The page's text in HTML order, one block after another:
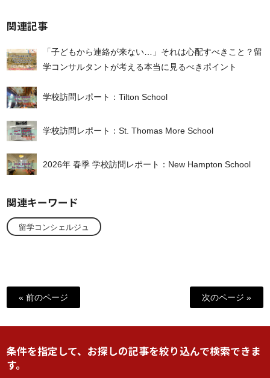
関連記事
「子どもから連絡が来ない…」それは心配すべきこと？留
学コンサルタントが考える本当に見るべきポイント
学校訪問レポート：Tilton School
学校訪問レポート：St. Thomas More School
2026年 春季 学校訪問レポート：New Hampton School
関連キーワード
留学コンシェルジュ
« 前のページ 次のページ »
条件を指定して、お探しの記事を絞り込んで検索できま
す。